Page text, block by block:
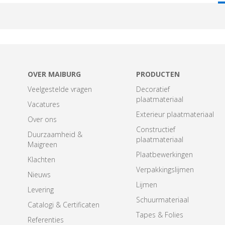
OVER MAIBURG
Veelgestelde vragen
Vacatures
Over ons
Duurzaamheid &
Maigreen
Klachten
Nieuws
Levering
Catalogi & Certificaten
Referenties
PRODUCTEN
Decoratief
plaatmateriaal
Exterieur plaatmateriaal
Constructief
plaatmateriaal
Plaatbewerkingen
Verpakkingslijmen
Lijmen
Schuurmateriaal
Tapes & Folies